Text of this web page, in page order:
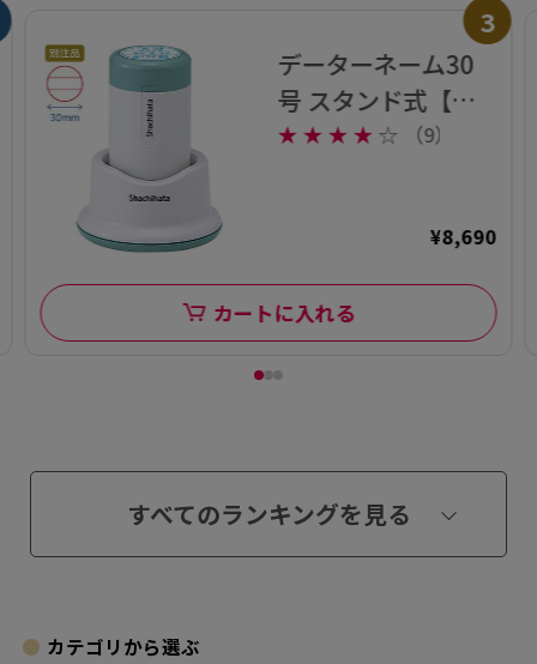
3
データーネーム30
号 スタンド式【別
注品】
★ ★ ★ ★ ☆ （9）
¥8,690
カートに入れる
すべてのランキングを見る
カテゴリから選ぶ